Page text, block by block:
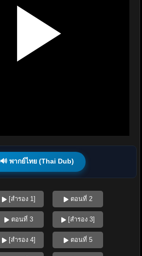
🔊 พากย์ไทย (Thai Dub)
[สำรอง 1] ตอนที่ 2
ตอนที่ 3 [สำรอง 3]
[สำรอง 4] ตอนที่ 5